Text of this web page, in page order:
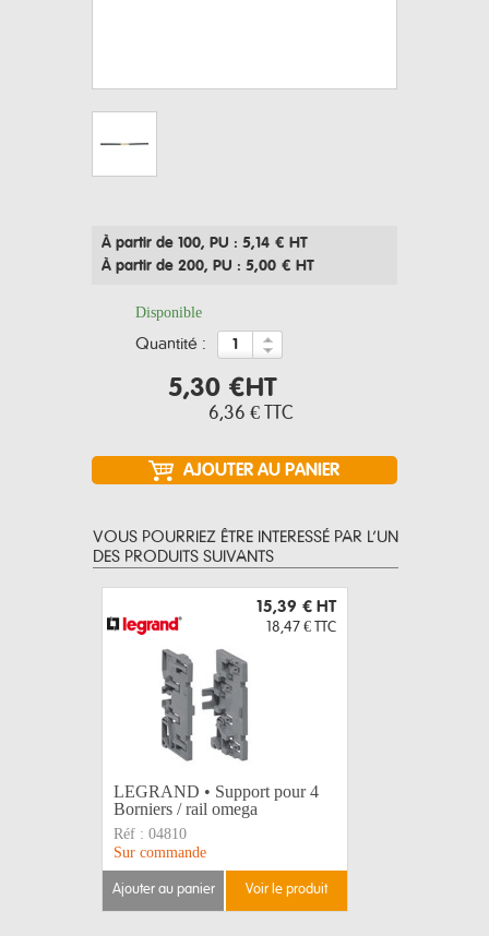
À partir de 100, PU : 5,14 € HT
À partir de 200, PU : 5,00 € HT
Disponible
quantité :
5,30 €HT
6,36 € TTC
VOUS POURRIEZ ÊTRE INTERESSÉ PAR L’UN
DES PRODUITS SUIVANTS
15,39 € HT
18,47 € TTC
LEGRAND • Support pour 4
Borniers / rail omega
Réf : 04810
Sur commande
ajouter au panier voir le produit